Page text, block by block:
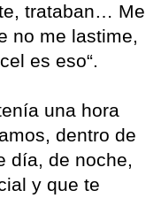
trataban… Me
no me lastime,
es eso“.
una hora
dentro de
día, de noche,
y que te